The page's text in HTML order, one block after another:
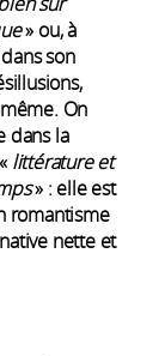
» ou, à
son
On
dans la
littérature et
» : elle est
romantisme
nette et